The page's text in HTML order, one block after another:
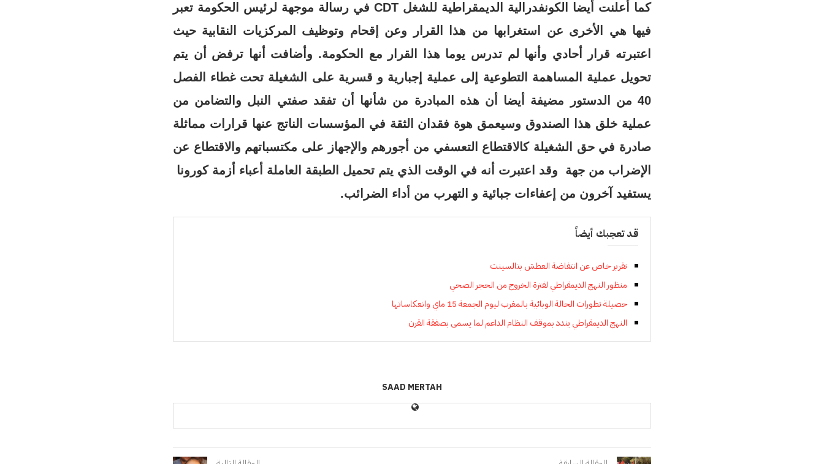
كما أعلنت أيضا الكونفدرالية الديمقراطية للشغل CDT في رسالة موجهة لرئيس الحكومة تعبر
فيها هي الأخرى عن استغرابها من هذا القرار وعن إقحام وتوظيف المركزيات النقابية حيث
اعتبرته قرار أحادي وأنها لم تدرس يوما هذا القرار مع الحكومة. وأضافت أنها ترفض أن يتم
تحويل عملية المساهمة التطوعية إلى عملية إجبارية و قسرية على الشغيلة تحت غطاء الفصل
40 من الدستور مضيفة أيضا أن هذه المبادرة من شأنها أن تفقد صفتي النبل والتضامن من
عملية خلق هذا الصندوق وسيعمق هوة فقدان الثقة في المؤسسات الناتج عنها قرارات مماثلة
صادرة في حق الشغيلة كالاقتطاع التعسفي من أجورهم والإجهاز على مكتسباتهم والاقتطاع عن
الإضراب من جهة وقد اعتبرت أنه في الوقت الذي يتم تحميل الطبقة العاملة أعباء أزمة كورونا
يستفيد آخرون من إعفاءات جبائية و التهرب من أداء الضرائب.
قد تعجبك أيضاً
تقرير خاص عن انتفاضة العطش بتالسينت
منظور النهج الديمقراطي لفترة الخروج من الحجر الصحي
حصيلة تطورات الحالة الوبائية بالمغرب ليوم الجمعة 15 ماي وانعكاساتها
النهج الديمقراطي يندد بموقف النظام الداعم لما يسمى بصفقة القرن
SAAD MERTAH